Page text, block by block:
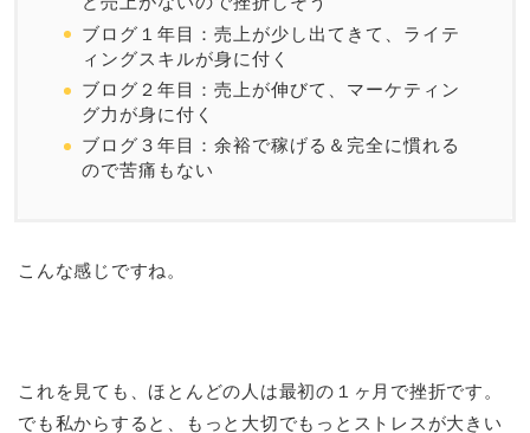
ブログ１年目：売上が少し出てきて、ライテ
ィングスキルが身に付く
ブログ２年目：売上が伸びて、マーケティン
グ力が身に付く
ブログ３年目：余裕で稼げる＆完全に慣れる
ので苦痛もない
こんな感じですね。
これを見ても、ほとんどの人は最初の１ヶ月で挫折です。
でも私からすると、もっと大切でもっとストレスが大きい